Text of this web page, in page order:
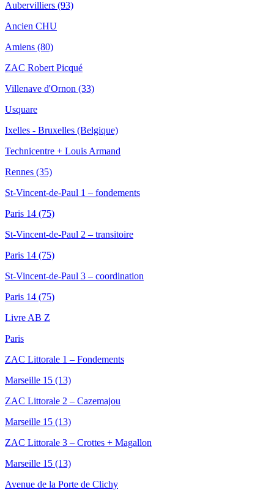
Aubervilliers (93)
Ancien CHU
Amiens (80)
ZAC Robert Picqué
Villenave d'Ornon (33)
Usquare
Ixelles - Bruxelles (Belgique)
Technicentre + Louis Armand
Rennes (35)
St-Vincent-de-Paul 1 – fondements
Paris 14 (75)
St-Vincent-de-Paul 2 – transitoire
Paris 14 (75)
St-Vincent-de-Paul 3 – coordination
Paris 14 (75)
Livre AB Z
Paris
ZAC Littorale 1 – Fondements
Marseille 15 (13)
ZAC Littorale 2 – Cazemajou
Marseille 15 (13)
ZAC Littorale 3 – Crottes + Magallon
Marseille 15 (13)
Avenue de la Porte de Clichy